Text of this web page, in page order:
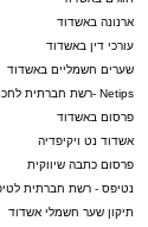
ארנונה באשדוד
עורכי דין באשדוד
שערים חשמליים באשדוד
Netips -רשת חברתית לחכמת ההמונים
פרסום באשדוד
אשדוד נט ויקיפדיה
פרסום כתבה שיווקית
נטיפס - רשת חברתית
תיקון שער חשמלי אשדוד